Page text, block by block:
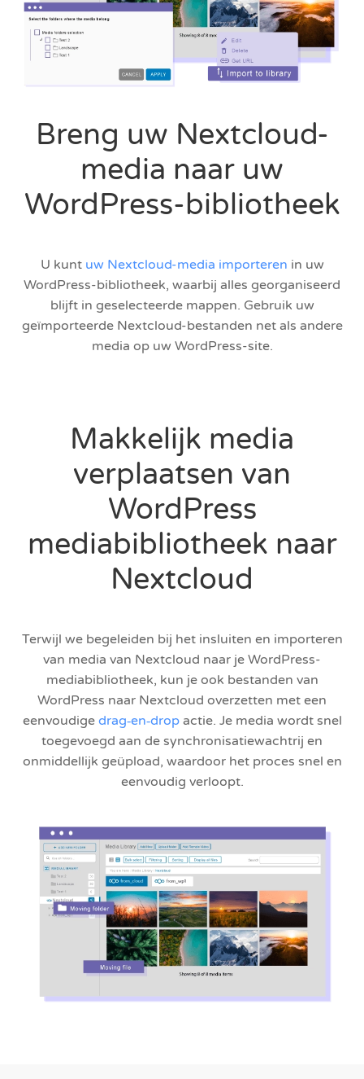
Breng uw Nextcloud-
media naar uw
WordPress-bibliotheek
U kuntuw Nextcloud-media importeren in uw
WordPress-bibliotheek, waarbij alles georganiseerd
blijft in geselecteerde mappen. Gebruik uw
geïmporteerde Nextcloud-bestanden net als andere
media op uw WordPress-site.
Makkelijk media
verplaatsen van
WordPress
mediabibliotheek naar
Nextcloud
Terwijl we begeleiden bij het insluiten en importeren
van media van Nextcloud naar je WordPress-
mediabibliotheek, kun je ook bestanden van
WordPress naar Nextcloud overzetten met een
eenvoudigedrag‑en‑dropactie. Je media wordt snel
toegevoegd aan de synchronisatiewachtrij en
onmiddellijk geüpload, waardoor het proces snel en
eenvoudig verloopt.